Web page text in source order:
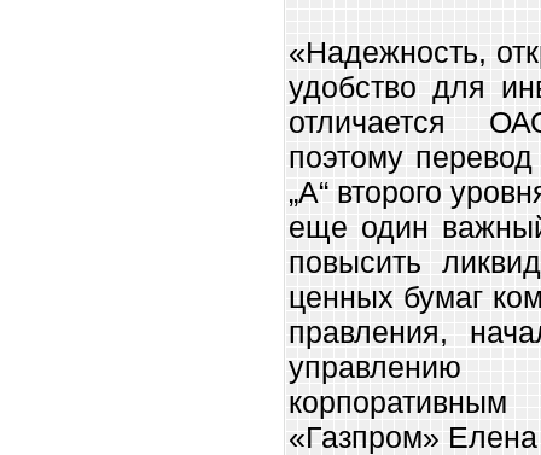
«Надежность,
удобство для
отличается
поэтому
„А“ второго
еще один
повысить
ценных бумаг
правления,
«Газпром»